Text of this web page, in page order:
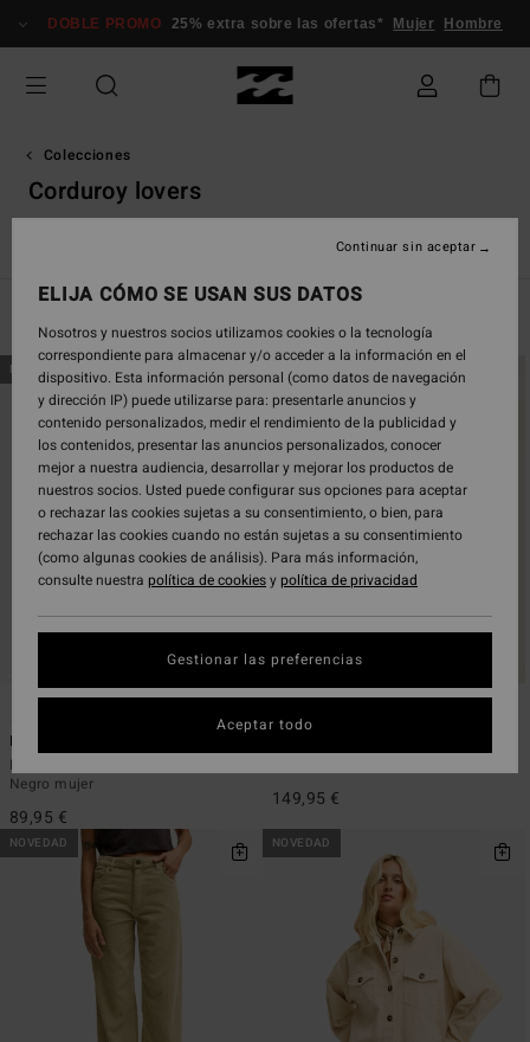
selección
cuadrícula
productos
DOBLE PROMO 25% extra sobre las ofertas* Mujer Hombre
Colecciones
Corduroy lovers
Sunscape Back Beach
Saltar
a
criterios
búsqueda
a
ordenar
NOVEDAD
Midtown Cord
Pantalón de pana con cintura fija
Negro mujer
89,95 €
NOVEDAD
2
149,95 €
NOVEDAD NOVEDAD
ELIJA CÓMO SE USAN SUS DATOS
Nosotros y nuestros socios utilizamos cookies o la tecnología
correspondiente para almacenar y/o acceder a la información en el
dispositivo. Esta información personal (como datos de navegación
y dirección IP) puede utilizarse para: presentarle anuncios y
contenido personalizados, medir el rendimiento de la publicidad y
los contenidos, presentar las anuncios personalizados, conocer
mejor a nuestra audiencia, desarrollar y mejorar los productos de
nuestros socios. Usted puede configurar sus opciones para aceptar
o rechazar las cookies sujetas a su consentimiento, o bien, para
rechazar las cookies cuando no están sujetas a su consentimiento
(como algunas cookies de análisis). Para más información,
consulte nuestra política de cookiesypolítica de privacidad
Gestionar las preferencias
Continuar sin aceptar
Aceptar todo